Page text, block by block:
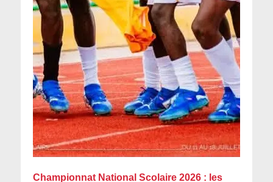
Championnat National Scolaire 2026 : les